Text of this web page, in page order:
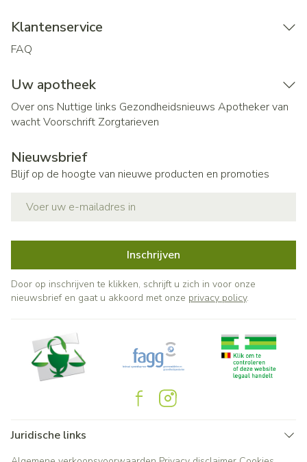
Klantenservice
FAQ
Uw apotheek
Over ons Nuttige links Gezondheidsnieuws Apotheker van
wachtVoorschrift Zorgtarieven
Nieuwsbrief
Blijf op de hoogte van nieuwe producten en promoties
Inschrijven
Door op inschrijven te klikken, schrijft u zich in voor onze
nieuwsbrief en gaat u akkoord met onze privacy policy.
Juridische links